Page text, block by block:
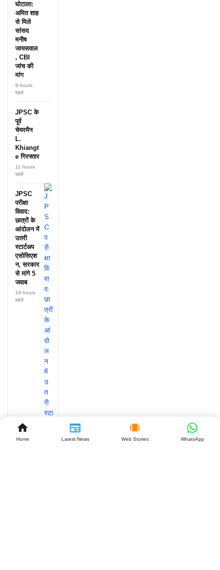
Home Latest News Web Stories WhatsApp
घोटाला:
अमित शाह
से मिले
सांसद
मनीष
जायसवाल
, CBI
जांच की
मांग
9 hours
पहले
JPSC के
पूर्व
चेयरमैन
L.
Khiangt
e गिरफ्तार
11 hours
पहले
JPSC
परीक्षा
विवाद:
छात्रों के
आंदोलन में
उतरी
स्टार्टअप
एसोसिएश
न, सरकार
से मांगे 5
जवाब
18 hours
पहले